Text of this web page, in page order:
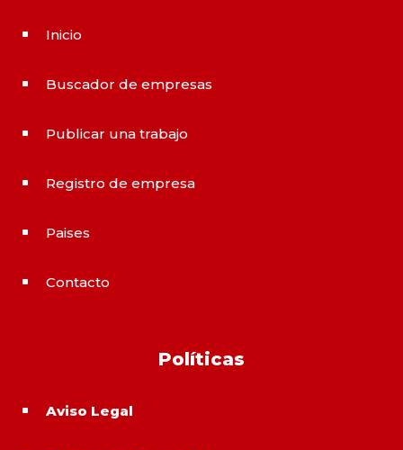
^ Inicio
^ Buscador de empresas
^ Publicar una trabajo
^ Registro de empresa
^ Paises
^ Contacto
Políticas
^ Aviso Legal